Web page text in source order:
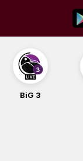
content
BiG 3